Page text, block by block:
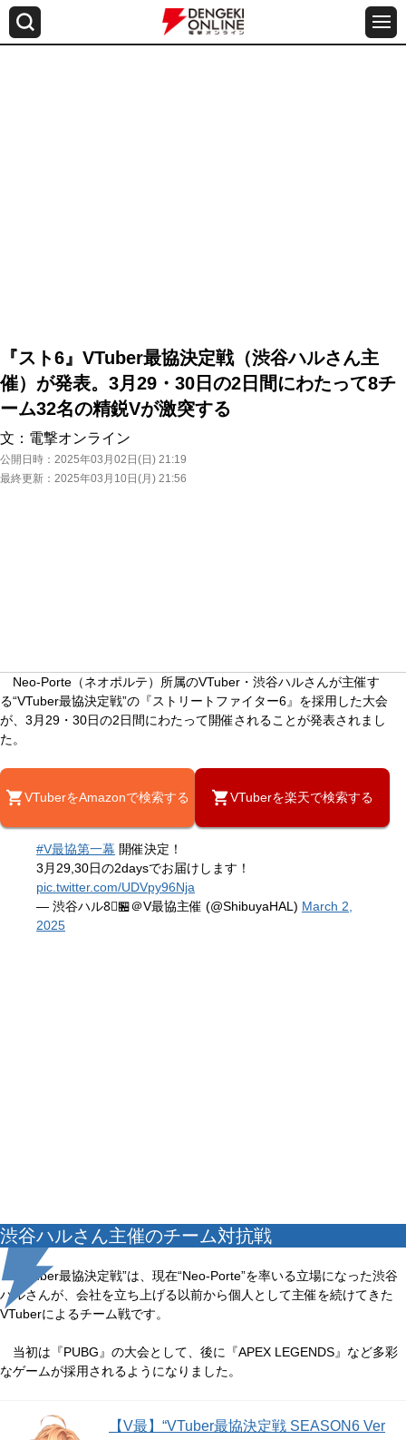
『スト6』VTuber最協決定戦（渋谷ハルさん主
催）が発表。3月29・30日の2日間にわたって8チ
ーム32名の精鋭Vが激突する
文： 電撃オンライン
公開日時： 2025年03月02日(日) 21:19
最終更新： 2025年03月10日(月) 21:56
Neo-Porte（ネオポルテ）所属のVTuber・渋谷ハルさんが主催す
る“VTuber最協決定戦”の『ストリートファイター6』を採用した大会
が、3月29・30日の2日間にわたって開催されることが発表されまし
た。
VTuberをAmazonで検索する VTuberを楽天で検索する
#V最協第一幕 開催決定！
3月29,30日の2daysでお届けします！
pic.twitter.com/UDVpy96Nja
— 渋谷ハル8⃣🏪＠V最協主催 (@ShibuyaHAL) March 2,
2025
渋谷ハルさん主催のチーム対抗戦
“VTuber最協決定戦”は、現在“Neo-Porte”を率いる立場になった渋谷
ハルさんが、会社を立ち上げる以前から個人として主催を続けてきた
VTuberによるチーム戦です。
当初は『PUBG』の大会として、後に『APEX LEGENDS』など多彩
なゲームが採用されるようになりました。
【V最】“VTuber最協決定戦 SEASON6 Ver